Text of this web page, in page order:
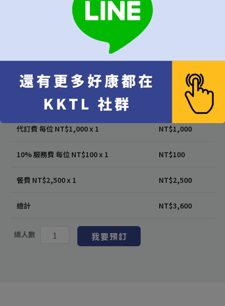
建議"隨機"較容易成功訂位
隨機（建議）
代訂費 * 不接受超過6位的訂位
每位[+NT$1,000]
代訂費 每位 NT$1,000x 1 NT$1,000
10% 服務費 每位 NT$100x 1 NT$100
餐費 NT$2,500x 1 NT$2,500
總計 NT$3,600
總人數 我要預訂